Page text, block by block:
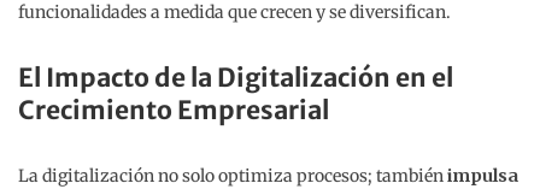
funcionalidades a medida que crecen y se diversifican.
El Impacto de la Digitalización en el
Crecimiento Empresarial
La digitalización no solo optimiza procesos; tambiénimpulsa